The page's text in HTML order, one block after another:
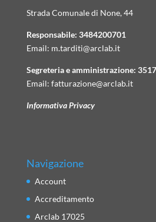
Strada Comunale di None, 44
Responsabile: 3484200701
Email: m.tarditi@arclab.it
Segreteria e amministrazione:
Email: fatturazione@arclab.it
Informativa Privacy
Navigazione
Account
Accreditamento
Arclab 17025